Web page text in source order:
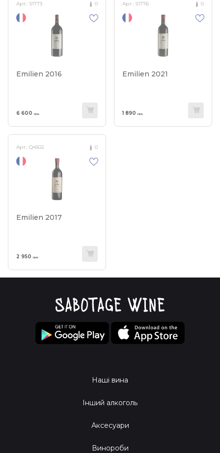
Арт.: S1773 0
Emilien 2016
6 600 грн.
Арт.: S1776 0
Emilien 2021
1 890 грн.
Арт.: Q4502 0
Emilien 2017
2 950 грн.
Наші вина
Інший алкоголь
Аксесуари
Винороби